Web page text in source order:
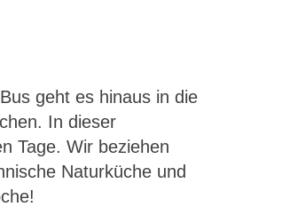
geht es hinaus in die
In dieser
Tage. Wir beziehen
Naturküche und